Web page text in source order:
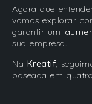
Agora que
vamos explorar
garantir um
sua empresa.
Na Kreatif,
baseada em